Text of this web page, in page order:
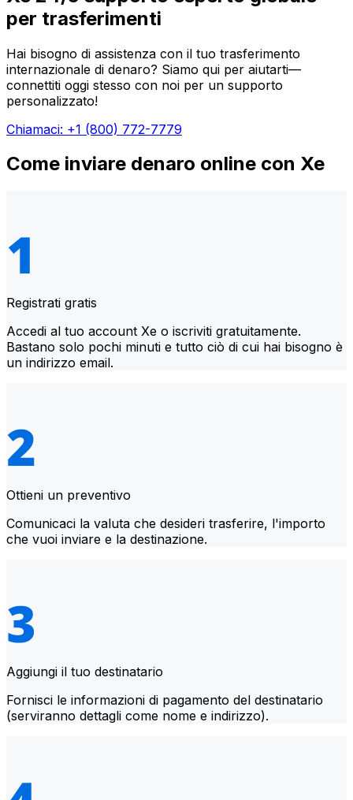
per trasferimenti
Hai bisogno di assistenza con il tuo trasferimento
internazionale di denaro? Siamo qui per aiutarti—
connettiti oggi stesso con noi per un supporto
personalizzato!
Chiamaci: +1 (800) 772-7779
Come inviare denaro online con Xe
Registrati gratis
Accedi al tuo account Xe o iscriviti gratuitamente.
Bastano solo pochi minuti e tutto ciò di cui hai bisogno è
un indirizzo email.
Ottieni un preventivo
Comunicaci la valuta che desideri trasferire, l'importo
che vuoi inviare e la destinazione.
Aggiungi il tuo destinatario
Fornisci le informazioni di pagamento del destinatario
(serviranno dettagli come nome e indirizzo).